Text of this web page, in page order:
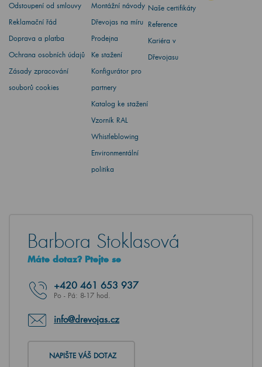
Odstoupení od smlouvy
Reklamační řád
Doprava a platba
Ochrana osobních údajů
Zásady zpracování
souborů cookies
Montážní návody
Dřevojas na míru
Prodejna
Ke stažení
Konfigurátor pro
partnery
Katalog ke stažení
Vzorník RAL
Whistleblowing
Environmentální
politika
Naše certifikáty
Reference
Kariéra v
Dřevojasu
Barbora Stoklasová
Máte dotaz? Ptejte se
+420 461 653 937
Po - Pá: 8-17 hod.
info@drevojas.cz
NAPIŠTE VÁŠ DOTAZ